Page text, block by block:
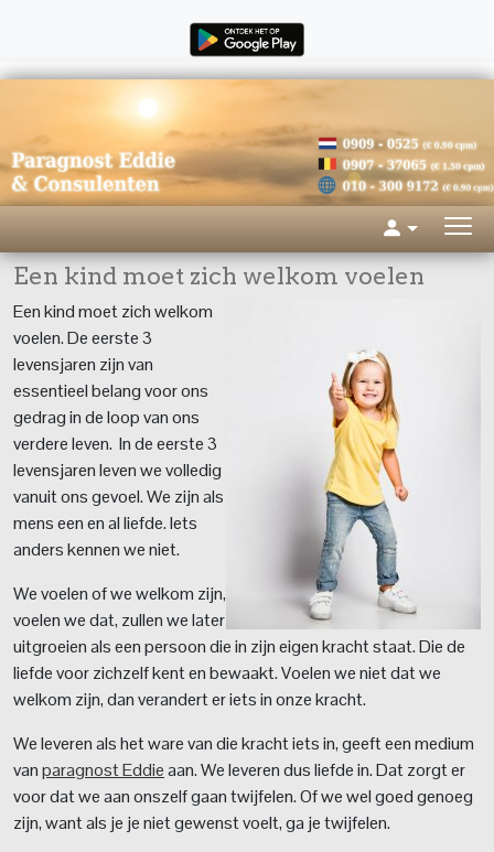
Een kind moet zich welkom voelen
Een kind moet zich welkom
voelen. De eerste 3
levensjaren zijn van
essentieel belang voor ons
gedrag in de loop van ons
verdere leven. In de eerste 3
levensjaren leven we volledig
vanuit ons gevoel. We zijn als
mens een en al liefde. Iets
anders kennen we niet.
We voelen of we welkom zijn,
voelen we dat, zullen we later
uitgroeien als een persoon die in zijn eigen kracht staat. Die de
liefde voor zichzelf kent en bewaakt. Voelen we niet dat we
welkom zijn, dan verandert er iets in onze kracht.
We leveren als het ware van die kracht iets in, geeft een medium
vanparagnost Eddieaan. We leveren dus liefde in. Dat zorgt er
voor dat we aan onszelf gaan twijfelen. Of we wel goed genoeg
zijn, want als je je niet gewenst voelt, ga je twijfelen.